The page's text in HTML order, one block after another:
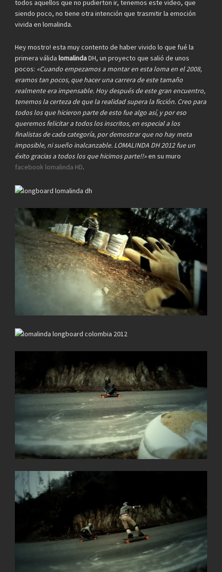
todos aquellos que no pudierton ir, tenemos este video, que
siendo poco, no tiene otra intención que trasmitir la emoción
vivida en lomalinda.
Hey mostro! esta muy contento de haber vivido lo que fué la
primera válida lomalindaDH, un proyecto que salió de unos
pocos: «Cuando empezamos a montar en esta loma en el 2008,
eramos tan pocos, que hacer una carrera de este tamaño
realmente era impensable. Hoy después de este gran encuentro,
tenemos la certeza de que la realidad supera la ficción. Creo para
todos los que hicieron parte de esto fue algo así, y por eso
queremos felicitar a todos los inscritos, en especial a los
finalistas de cada categoría, por demostrar que no hay meta
imposible, ni sueño inalcanzable. LOMALINDA DH 2012 fue un
éxito gracias a todos los que hicimos parte!!»en su muro
facebook lomalinda HD.